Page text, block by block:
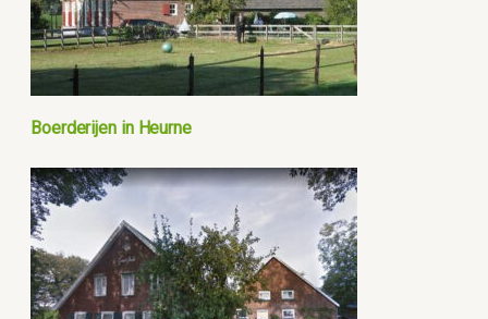
Boerderijen in Heurne